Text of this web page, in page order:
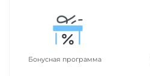
Бонусная программа